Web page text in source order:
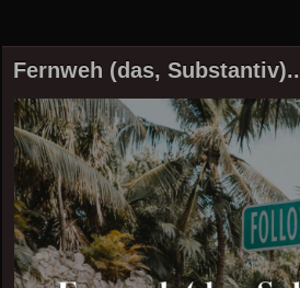
Fernweh (das, Substantiv)..